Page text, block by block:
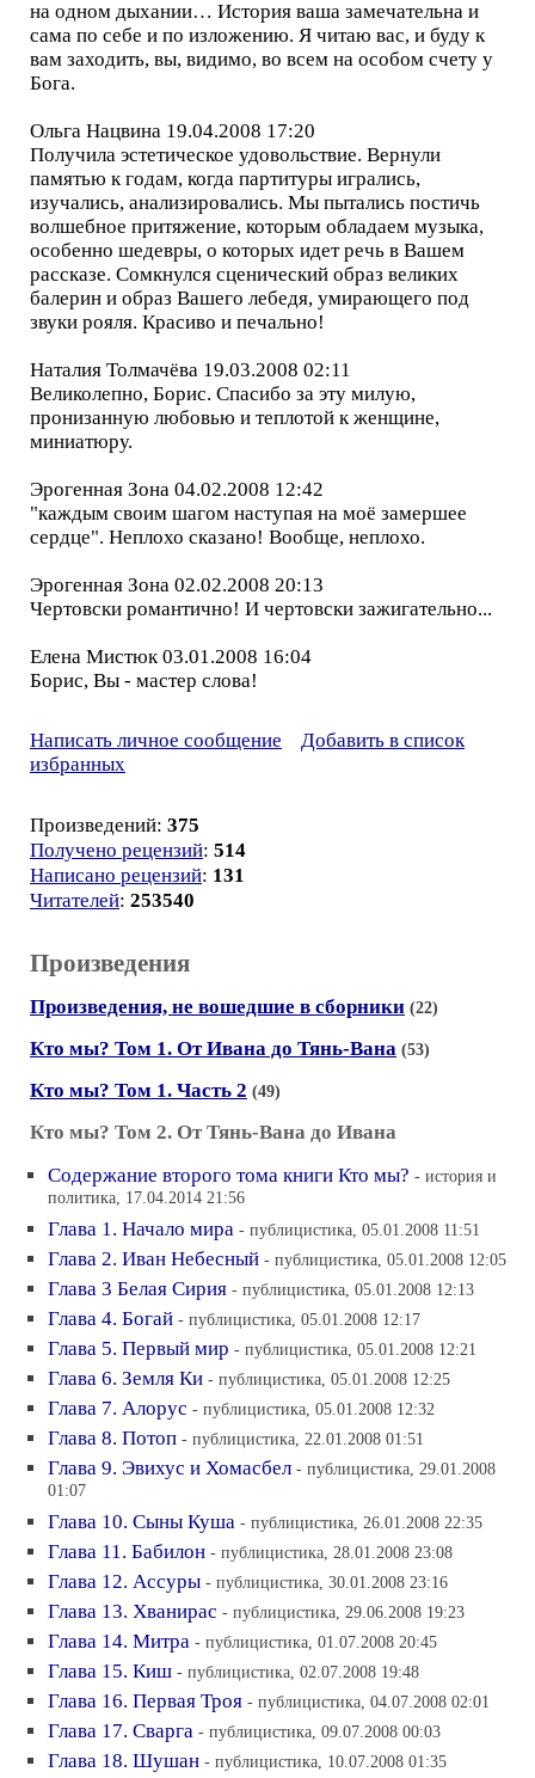
на одном дыхании… История ваша замечательна и
сама по себе и по изложению. Я читаю вас, и буду к
вам заходить, вы, видимо, во всем на особом счету у
Бога.
Ольга Нацвина 19.04.2008 17:20
Получила эстетическое удовольствие. Вернули
памятью к годам, когда партитуры игрались,
изучались, анализировались. Мы пытались постичь
волшебное притяжение, которым обладаем музыка,
особенно шедевры, о которых идет речь в Вашем
рассказе. Сомкнулся сценический образ великих
балерин и образ Вашего лебедя, умирающего под
звуки рояля. Красиво и печально!
Наталия Толмачёва 19.03.2008 02:11
Великолепно, Борис. Спасибо за эту милую,
пронизанную любовью и теплотой к женщине,
миниатюру.
Эрогенная Зона 04.02.2008 12:42
"каждым своим шагом наступая на моё замершее
сердце". Неплохо сказано! Вообще, неплохо.
Эрогенная Зона 02.02.2008 20:13
Чертовски романтично! И чертовски зажигательно...
Елена Мистюк 03.01.2008 16:04
Борис, Вы - мастер слова!
Написать личное сообщение
Добавить в список
избранных
Произведений: 375
Получено рецензий: 514
Написано рецензий: 131
Читателей: 253540
Произведения
Произведения, не вошедшие в сборники (22)
Кто мы? Том 1. От Ивана до Тянь-Вана (53)
Кто мы? Том 1. Часть 2 (49)
Кто мы? Том 2. От Тянь-Вана до Ивана
Содержание второго тома книги Кто мы? - история и
политика, 17.04.2014 21:56
Глава 1. Начало мира - публицистика, 05.01.2008 11:51
Глава 2. Иван Небесный - публицистика, 05.01.2008 12:05
Глава 3 Белая Сирия - публицистика, 05.01.2008 12:13
Глава 4. Богай - публицистика, 05.01.2008 12:17
Глава 5. Первый мир - публицистика, 05.01.2008 12:21
Глава 6. Земля Ки - публицистика, 05.01.2008 12:25
Глава 7. Алорус - публицистика, 05.01.2008 12:32
Глава 8. Потоп - публицистика, 22.01.2008 01:51
Глава 9. Эвихус и Хомасбел - публицистика, 29.01.2008
01:07
Глава 10. Сыны Куша - публицистика, 26.01.2008 22:35
Глава 11. Бабилон - публицистика, 28.01.2008 23:08
Глава 12. Ассуры - публицистика, 30.01.2008 23:16
Глава 13. Хванирас - публицистика, 29.06.2008 19:23
Глава 14. Митра - публицистика, 01.07.2008 20:45
Глава 15. Киш - публицистика, 02.07.2008 19:48
Глава 16. Первая Троя - публицистика, 04.07.2008 02:01
Глава 17. Сварга - публицистика, 09.07.2008 00:03
Глава 18. Шушан - публицистика, 10.07.2008 01:35